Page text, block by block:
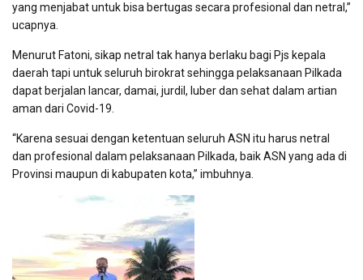
yang menjabat untuk bisa bertugas secara profesional dan netral,”
ucapnya.
Menurut Fatoni, sikap netral tak hanya berlaku bagi Pjs kepala
daerah tapi untuk seluruh birokrat sehingga pelaksanaan Pilkada
dapat berjalan lancar, damai, jurdil, luber dan sehat dalam artian
aman dari Covid-19.
“Karena sesuai dengan ketentuan seluruh ASN itu harus netral
dan profesional dalam pelaksanaan Pilkada, baik ASN yang ada di
Provinsi maupun di kabupaten kota,” imbuhnya.